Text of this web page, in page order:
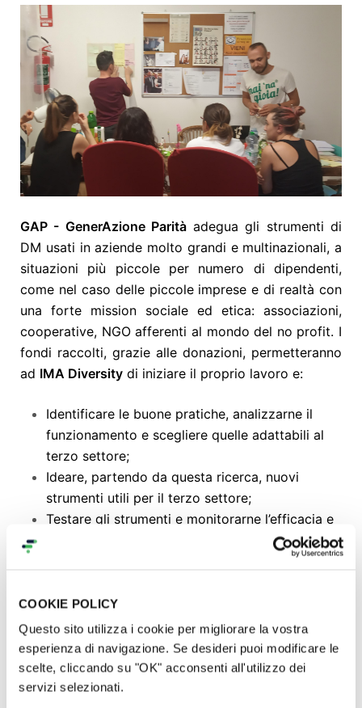
COOKIE POLICY
Questo sito utilizza i cookie per migliorare la vostra
esperienza di navigazione. Se desideri puoi modificare le
scelte, cliccando su "OK" acconsenti all'utilizzo dei
servizi selezionati.
GAP - GenerAzione Parità adegua gli strumenti di
DM usati in aziende molto grandi e multinazionali, a
situazioni più piccole per numero di dipendenti,
come nel caso delle piccole imprese e di realtà con
una forte mission sociale ed etica: associazioni,
cooperative, NGO afferenti al mondo del no profit. I
fondi raccolti, grazie alle donazioni, permetteranno
ad IMA Diversity di iniziare il proprio lavoro e:
Identificare le buone pratiche, analizzarne il
funzionamento e scegliere quelle adattabili al
terzo settore;
Ideare, partendo da questa ricerca, nuovi
strumenti utili per il terzo settore;
Testare gli strumenti e monitorarne l’efficacia e
Realizzare una campagna divulgativa,
debbano essere comunicati nel modo migliore
possibile.